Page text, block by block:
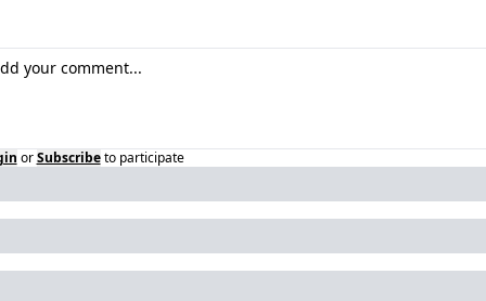
or Subscribe to participate